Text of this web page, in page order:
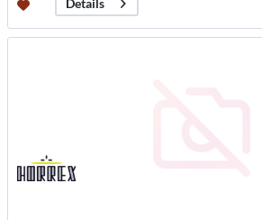
Details